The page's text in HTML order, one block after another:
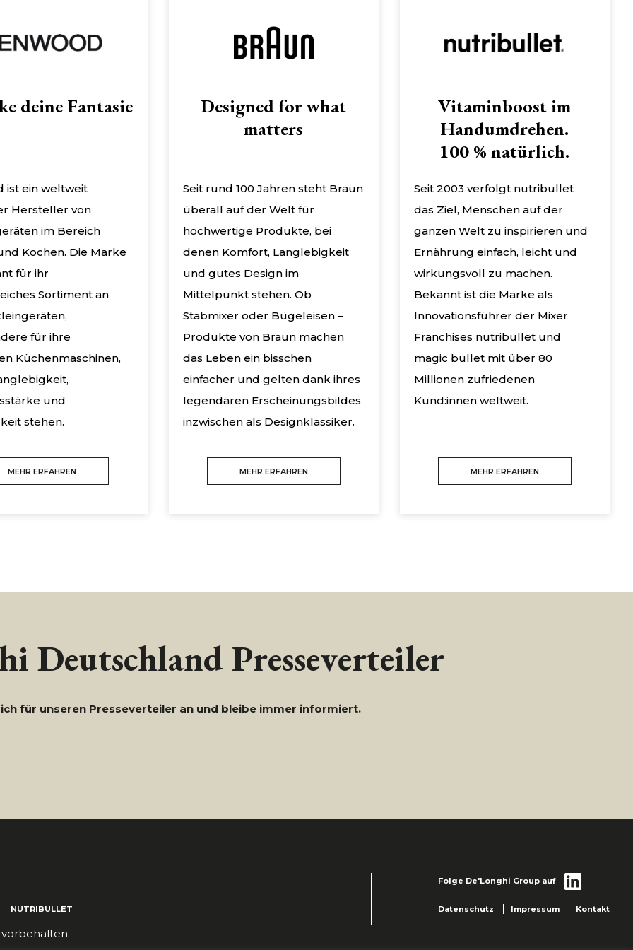
deine Fantasie
ist ein weltweit
Hersteller von
im Bereich
Kochen. Die Marke
für ihr
Sortiment an
für ihre
Küchenmaschinen,
und
stehen.
MEHR ERFAHREN
Designed for what
matters
Seit rund 100 Jahren steht Braun
überall auf der Welt für
hochwertige Produkte, bei
denen Komfort, Langlebigkeit
und gutes Design im
Mittelpunkt stehen. Ob
Stabmixer oder Bügeleisen –
Produkte von Braun machen
das Leben ein bisschen
einfacher und gelten dank ihres
legendären Erscheinungsbildes
inzwischen als Designklassiker.
MEHR ERFAHREN
Vitaminboost im
Handumdrehen.
100 % natürlich.
Seit 2003 verfolgt nutribullet
das Ziel, Menschen auf der
ganzen Welt zu inspirieren und
Ernährung einfach, leicht und
wirkungsvoll zu machen.
Bekannt ist die Marke als
Innovationsführer der Mixer
Franchises nutribullet und
magic bullet mit über 80
Millionen zufriedenen
Kund:innen weltweit.
MEHR ERFAHREN
Deutschland Presseverteiler
für unseren Presseverteiler an und bleibe immer informiert.
NUTRIBULLET
Folge De'Longhi Group auf
Datenschutz Impressum Kontakt